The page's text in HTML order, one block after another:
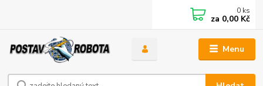
Menu
0 ks
za 0,00 Kč